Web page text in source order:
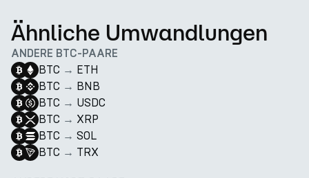
Ähnliche Umwandlungen
ANDERE BTC-PAARE
BTC → ETH
BTC → BNB
BTC → USDC
BTC → XRP
BTC → SOL
BTC → TRX